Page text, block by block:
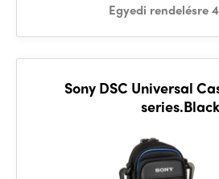
Egyedi rendelésre
Sony DSC Universal
series.Black